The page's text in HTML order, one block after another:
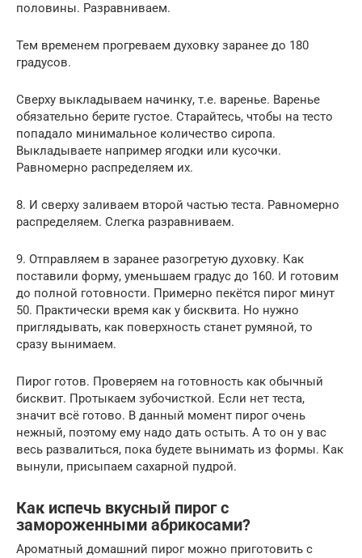
половины. Разравниваем.
Тем временем прогреваем духовку заранее до 180
градусов.
Сверху выкладываем начинку, т.е. варенье. Варенье
обязательно берите густое. Старайтесь, чтобы на тесто
попадало минимальное количество сиропа.
Выкладываете например ягодки или кусочки.
Равномерно распределяем их.
8. И сверху заливаем второй частью теста. Равномерно
распределяем. Слегка разравниваем.
9. Отправляем в заранее разогретую духовку. Как
поставили форму, уменьшаем градус до 160. И готовим
до полной готовности. Примерно пекётся пирог минут
50. Практически время как у бисквита. Но нужно
приглядывать, как поверхность станет румяной, то
сразу вынимаем.
Пирог готов. Проверяем на готовность как обычный
бисквит. Протыкаем зубочисткой. Если нет теста,
значит всё готово. В данный момент пирог очень
нежный, поэтому ему надо дать остыть. А то он у вас
весь развалиться, пока будете вынимать из формы. Как
вынули, присыпаем сахарной пудрой.
Как испечь вкусный пирог с
замороженными абрикосами?
Ароматный домашний пирог можно приготовить с